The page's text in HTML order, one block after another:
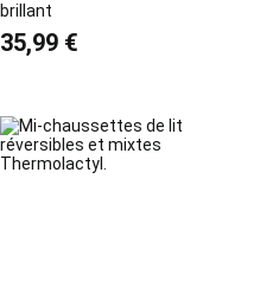
brillant
35,99 €